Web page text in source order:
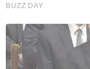
BUZZ DAY